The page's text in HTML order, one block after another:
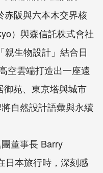
赤阪與六本木交界核
）與森信託株式會社
親生物設計」結合日
空雲端打造出一座遠
御苑、東京塔與城市
自然設計語彙與永續
董事長 Barry
日本旅行時，深刻感